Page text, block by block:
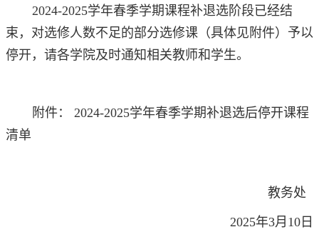
2024-2025学年春季学期课程补退选阶段已经结
束，对选修人数不足的部分选修课（具体见附件）予以
停开，请各学院及时通知相关教师和学生。
附件： 2024-2025学年春季学期补退选后停开课程
清单
教务处
2025年3月10日